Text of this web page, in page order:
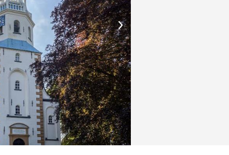
›